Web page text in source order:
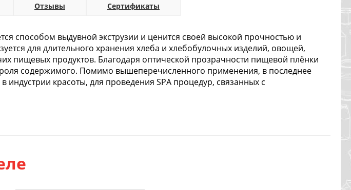
Отзывы Сертификаты
способом выдувной экструзии и ценится своей высокой прочностью и
для длительного хранения хлеба и хлебобулочных изделий, овощей,
пищевых продуктов. Благодаря оптической прозрачности пищевой плёнки
содержимого. Помимо вышеперечисленного применения, в последнее
индустрии красоты, для проведения SPA процедур, связанных с